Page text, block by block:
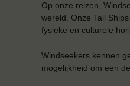
Op onze reizen,
wereld. Onze Tall
fysieke en culturele
Windseekers kennen
mogelijkheid om een